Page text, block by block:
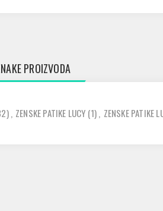
PROIZVODA
, ZENSKE PATIKE LUCY (1), ZENSKE PATIKE